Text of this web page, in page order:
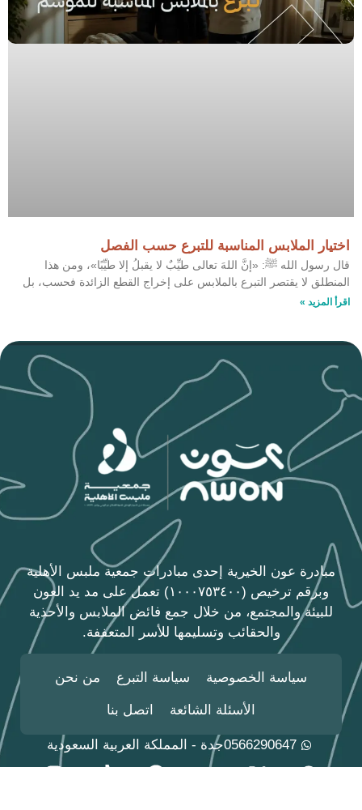
اختيار الملابس المناسبة للتبرع حسب الفصل
قال رسول الله ﷺ: «إنَّ اللهَ تعالى طيِّبٌ لا يقبلُ إلا طيِّبًا»، ومن هذا
المنطلق لا يقتصر التبرع بالملابس على إخراج القطع الزائدة فحسب، بل
اقرأ المزيد »
مبادرة عون الخيرية إحدى مبادرات جمعية ملبس الأهلية
وبرقم ترخيص (١٠٠٠٧٥٣٤٠٠) تعمل على مد يد العون
للبيئة والمجتمع، من خلال جمع فائض الملابس والأحذية
والحقائب وتسليمها للأسر المتعففة.
سياسة الخصوصية سياسة التبرع من نحن
الأسئلة الشائعة اتصل بنا
0566290647جدة - المملكة العربية السعودية